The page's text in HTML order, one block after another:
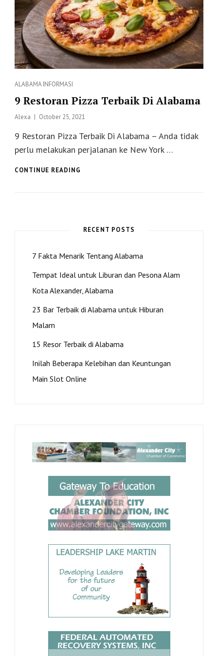
Categories
ALABAMAINFORMASI
9 Restoran Pizza Terbaik Di Alabama
Alexa
Posted
October 25, 2021
9 Restoran Pizza Terbaik Di Alabama – Anda tidak
perlu melakukan perjalanan ke New York …
CONTINUE READING
RECENT POSTS
7 Fakta Menarik Tentang Alabama
Tempat Ideal untuk Liburan dan Pesona Alam
Kota Alexander, Alabama
23 Bar Terbaik di Alabama untuk Hiburan
Malam
15 Resor Terbaik di Alabama
Inilah Beberapa Kelebihan dan Keuntungan
Main Slot Online